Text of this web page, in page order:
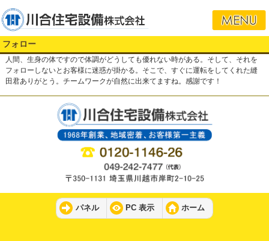
フォロー
人間、生身の体ですので体調がどうしても優れない時がある。そして、それを
フォローしないとお客様に迷惑が掛かる。そこで、すぐに運転をしてくれた縫
田君ありがとう。チームワークが自然に出来てますね。感謝です！
パネル PC 表示 ホーム